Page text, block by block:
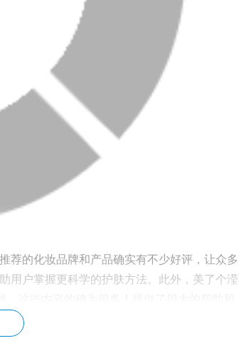
荐的化妆品牌和产品确实有不少好评，让众多
用户掌握更科学的护肤方法。此外，美了个滢